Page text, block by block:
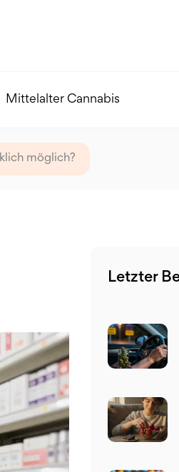
Mittelalter Cannabis
möglich?
Letzter